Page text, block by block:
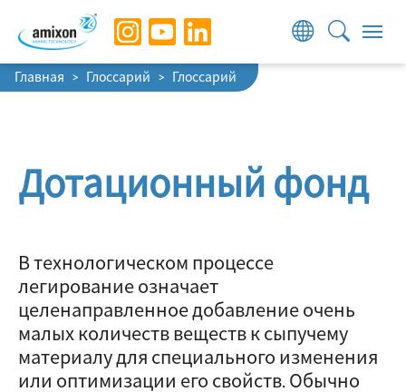
Skip to main navigation
Skip to main content
Skip to page footer
You are here:
Главная Глоссарий Глоссарий
Дотационный фонд
В технологическом процессе
легирование означает
целенаправленное добавление очень
малых количеств веществ к сыпучему
материалу для специального изменения
или оптимизации его свойств. Обычно